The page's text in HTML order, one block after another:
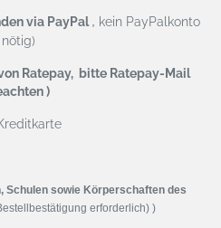
via PayPal, kein PayPalkonto
nötig)
Ratepay, bitte Ratepay-Mail
)
Schulen sowie Körperschaften des
erforderlich) )